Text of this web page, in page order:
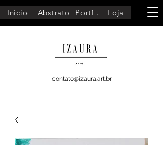
Início Abstrato Portfólio Loja
contato@izaura.art.br